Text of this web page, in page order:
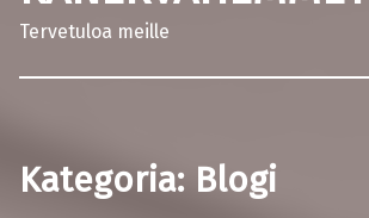
Tervetuloa meille
Kategoria: Blogi